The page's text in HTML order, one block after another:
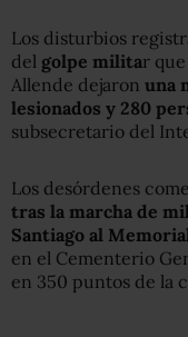
Los disturbios
del golpe militar
Allende dejaron una
lesionados y 280
subsecretario del
Los desórdenes
tras la marcha de
Santiago al
en el Cementerio
en 350 puntos de la